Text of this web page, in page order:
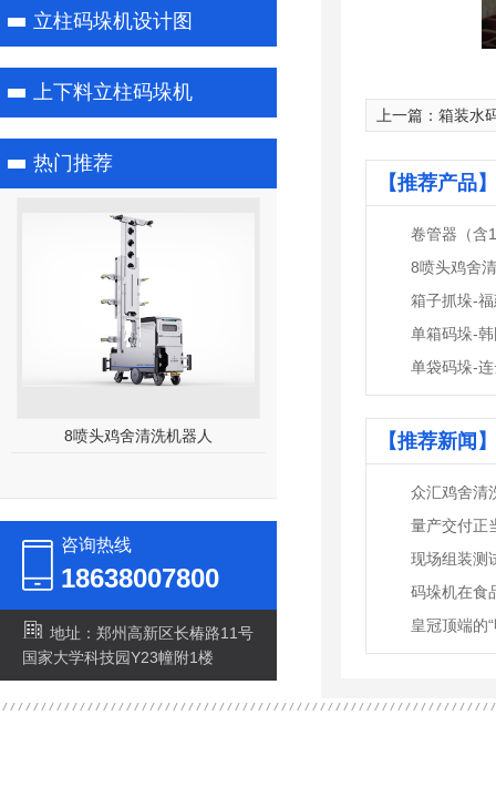
立柱码垛机设计图
上下料立柱码垛机
热门推荐
8喷头鸡舍清洗机器人 30kw高压清洗机
咨询热线
18638007800
地址：郑州高新区长椿路11号
国家大学科技园Y23幢附1楼
上一篇： 箱装水
【推荐产品
卷管器（含
8喷头鸡舍
箱子抓垛-
单箱码垛-
单袋码垛-
【推荐新闻
众汇鸡舍清
码垛机在食
皇冠顶端的